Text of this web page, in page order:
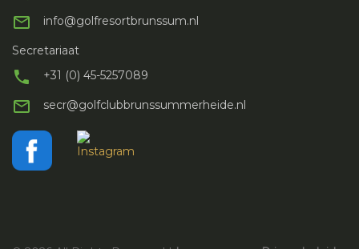
info@golfresortbrunssum.nl
Secretariaat
+31 (0) 45-5257089
secr@golfclubbrunssummerheide.nl